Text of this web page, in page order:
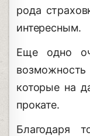
рода
интересным.
Еще одно
которые на
прокате.
Благодаря